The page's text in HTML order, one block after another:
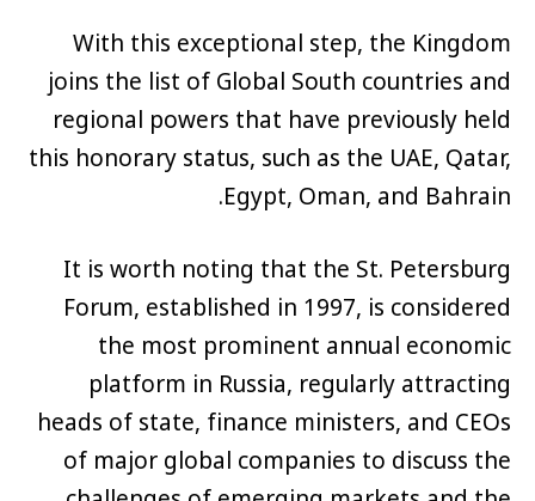
With this exceptional step, the Kingdom
joins the list of Global South countries and
regional powers that have previously held
this honorary status, such as the UAE, Qatar,
Egypt, Oman, and Bahrain.
It is worth noting that the St. Petersburg
Forum, established in 1997, is considered
the most prominent annual economic
platform in Russia, regularly attracting
heads of state, finance ministers, and CEOs
of major global companies to discuss the